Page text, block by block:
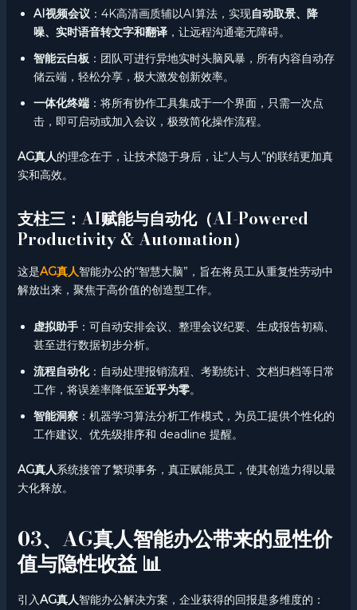
AI视频会议 ：4K高清画质辅以AI算法，实现自动取景、降
噪、实时语音转文字和翻译，让远程沟通毫无障碍。
智能云白板：团队可进行异地实时头脑风暴，所有内容自动存
储云端，轻松分享，极大激发创新效率。
一体化终端：将所有协作工具集成于一个界面，只需一次点
击，即可启动或加入会议，极致简化操作流程。
AG真人的理念在于，让技术隐于身后，让“人与人”的联结更加真
实和高效。
支柱三：AI赋能与自动化（AI-Powered
Productivity & Automation）
这是AG真人智能办公的“智慧大脑”，旨在将员工从重复性劳动中
解放出来，聚焦于高价值的创造型工作。
虚拟助手：可自动安排会议、整理会议纪要、生成报告初稿、
甚至进行数据初步分析。
流程自动化：自动处理报销流程、考勤统计、文档归档等日常
工作，将误差率降低至近乎为零。
智能洞察：机器学习算法分析工作模式，为员工提供个性化的
工作建议、优先级排序和 deadline 提醒。
AG真人系统接管了繁琐事务，真正赋能员工，使其创造力得以最
大化释放。
03、AG真人智能办公带来的显性价
值与隐性收益 📊
引入AG真人智能办公解决方案，企业获得的回报是多维度的：